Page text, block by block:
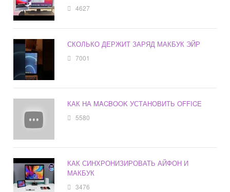
4627
СКОЛЬКО ДЕРЖИТ ЗАРЯД МАКБУК ЭЙР
7001
КАК НА MACBOOK УСТАНОВИТЬ OFFICE
5580
КАК СИНХРОНИЗИРОВАТЬ АЙФОН И
МАКБУК
3476